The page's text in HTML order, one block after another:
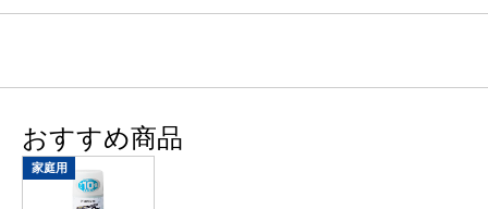
おすすめ商品
家庭用